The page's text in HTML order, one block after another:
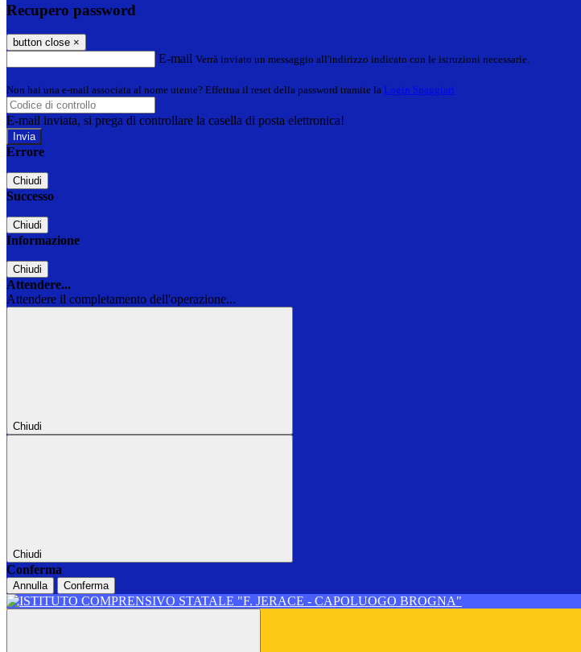
Recupero password
button close ×
E-mail Verrà inviato un messaggio all'indirizzo indicato con le istruzioni necessarie.
Non hai una e-mail associata al nome utente? Effettua il reset della password tramite la Login Spaggiari
E-mail inviata, si prega di controllare la casella di posta elettronica!
Errore
Chiudi
Successo
Chiudi
Informazione
Chiudi
Attendere...
Attendere il completamento dell'operazione...
Chiudi
Chiudi
Conferma
Annulla Conferma